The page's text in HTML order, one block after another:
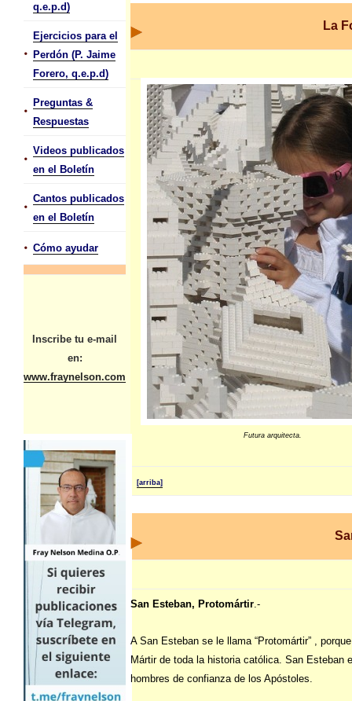
q.e.p.d)
•
Ejercicios para el
Perdón (P. Jaime
Forero, q.e.p.d)
•
Preguntas &
Respuestas
•
Videos publicados
en el Boletín
•
Cantos publicados
en el Boletín
• Cómo ayudar
Inscribe tu e-mail
en:
www.fraynelson.com
La
Futura arquitecta.
[arriba]
San Esteban, Protomártir.-
A San Esteban se le llama “Protomártir” ,
Mártir de toda la historia católica. San Esteban
hombres de confianza de los Apóstoles.